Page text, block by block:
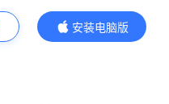
安装电脑版
内容更精彩